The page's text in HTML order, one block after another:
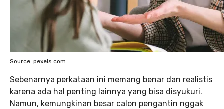
Source: pexels.com
Sebenarnya perkataan ini memang benar dan realistis
karena ada hal penting lainnya yang bisa disyukuri.
Namun, kemungkinan besar calon pengantin nggak